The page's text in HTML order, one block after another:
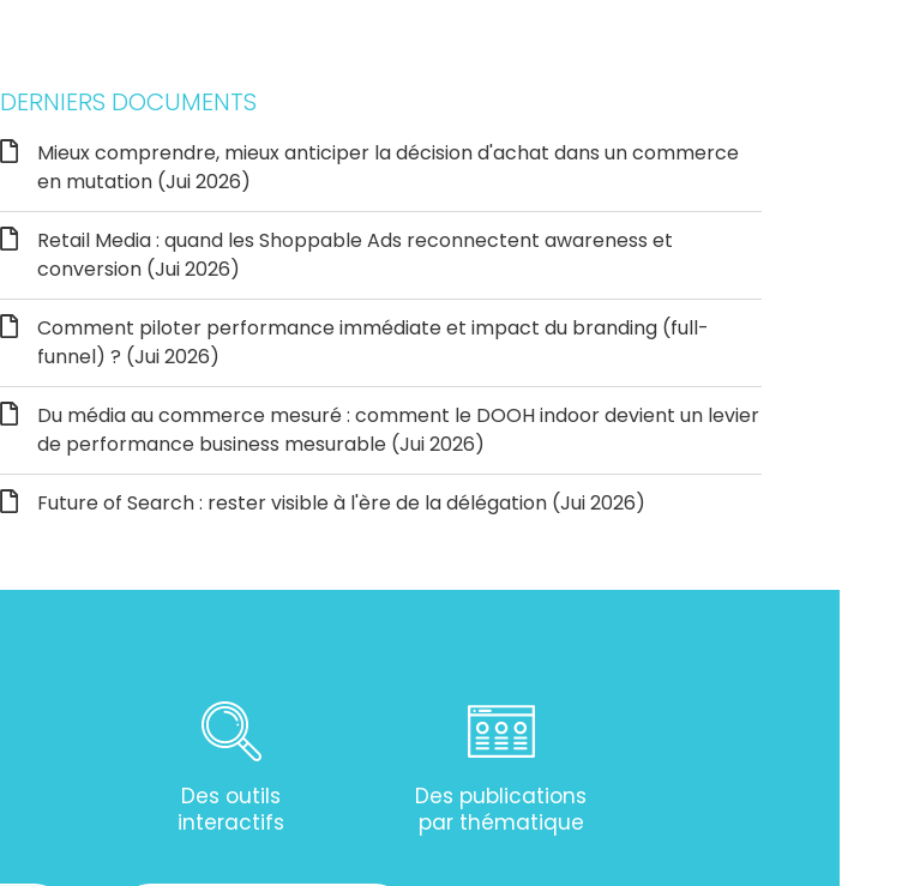
DERNIERS DOCUMENTS
Mieux comprendre, mieux anticiper la décision d'achat dans un commerce
en mutation (Jui 2026)
Retail Media : quand les Shoppable Ads reconnectent awareness et
conversion (Jui 2026)
Comment piloter performance immédiate et impact du branding (full-
funnel) ? (Jui 2026)
Du média au commerce mesuré : comment le DOOH indoor devient un levier
de performance business mesurable (Jui 2026)
Future of Search : rester visible à l'ère de la délégation (Jui 2026)
Des outils
interactifs
Des publications
par thématique